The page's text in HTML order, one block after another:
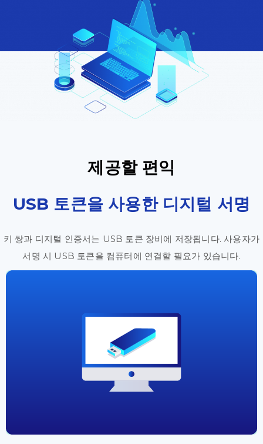
제공할 편익
USB 토큰을 사용한 디지털 서명
키 쌍과 디지털 인증서는 USB 토큰 장비에 저장됩니다. 사용자가
서명 시 USB 토큰을 컴퓨터에 연결할 필요가 있습니다.